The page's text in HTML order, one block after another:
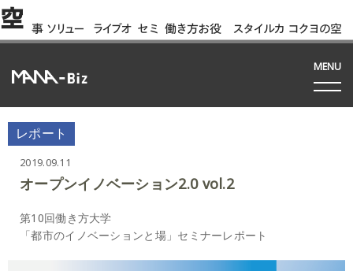
空 事
例
ソリュー
ション
ライブオ
フィス
セミ
ナー
働き方お役
立ち資料
スタイルカ
タログ
コクヨの空
間って!?
MENU
レポート
2019.09.11
オープンイノベーション2.0 vol.2
第10回働き方大学
「都市のイノベーションと場」セミナーレポート